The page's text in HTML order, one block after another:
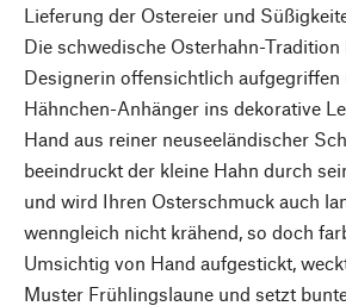
Lieferung der Ostereier und
Die schwedische Osterhahn-Tradition
Designerin offensichtlich aufgegriffen
Hähnchen-Anhänger ins dekorative
Hand aus reiner neuseeländischer
beeindruckt der kleine Hahn durch
und wird Ihren Osterschmuck auch
wenngleich nicht krähend, so doch
Umsichtig von Hand aufgestickt,
Muster Frühlingslaune und setzt